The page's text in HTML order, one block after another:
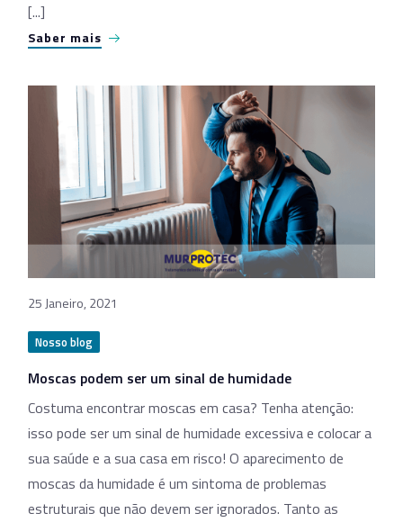
[...]
Saber mais
25 Janeiro, 2021
Nosso blog
Moscas podem ser um sinal de humidade
Costuma encontrar moscas em casa? Tenha atenção:
isso pode ser um sinal de humidade excessiva e colocar a
sua saúde e a sua casa em risco! O aparecimento de
moscas da humidade é um sintoma de problemas
estruturais que não devem ser ignorados. Tanto as